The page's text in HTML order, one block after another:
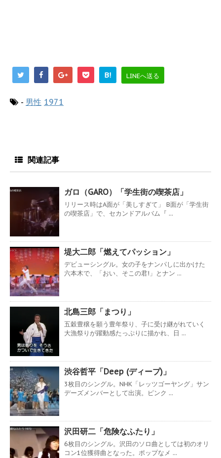
B! LINEへ送る
- 男性 1971
関連記事
ガロ（GARO）「学生街の喫茶店」
リリース時はA面が「美しすぎて」 B面が「学生街
の喫茶店」で、セカンドアルバム『 ...
堤大二郎「燃えてパッション」
デビューシングル。女の子をナンパしに出かけた
六本木で、「おい、そこの君!」とナン ...
北島三郎「まつり」
五穀豊穣を願う豊年祭り、子に受け継がれていく
大漁祭りが躍動感たっぷりに描かれ、日 ...
渋谷哲平「Deep (ディープ)」
3枚目のシングル。NHK「レッツゴーヤング」サン
デーズメンバーとして出演。ピンク ...
沢田研二「危険なふたり」
6枚目のシングル。沢田のソロ曲としては初のオリ
コン1位獲得曲となった。ポップなメ ...